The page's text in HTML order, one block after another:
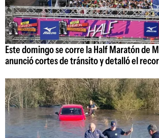
Este domingo se corre la Half Maratón de
anunció cortes de tránsito y detalló el